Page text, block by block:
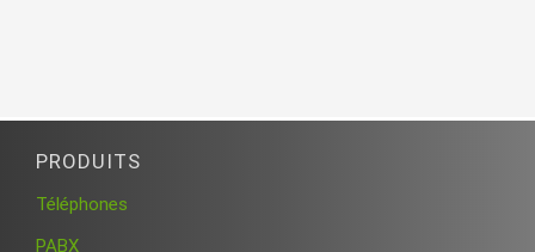
PRODUITS
Téléphones
PABX